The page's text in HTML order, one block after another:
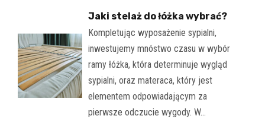
Jaki stelaż do łóżka wybrać?
Kompletując wyposażenie sypialni,
inwestujemy mnóstwo czasu w wybór
ramy łóżka, która determinuje wygląd
sypialni, oraz materaca, który jest
elementem odpowiadającym za
pierwsze odczucie wygody. W…